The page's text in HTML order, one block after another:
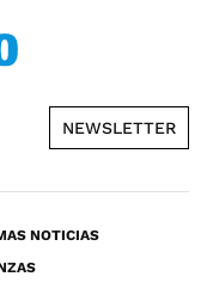
NEWSLETTER
NOTICIAS